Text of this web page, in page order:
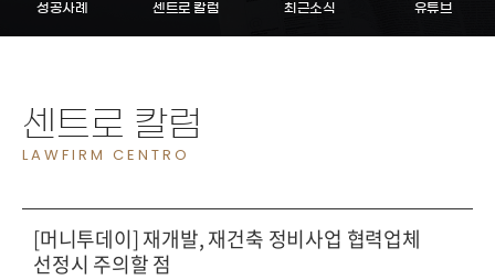
성공사례 센트로 칼럼 최근소식 유튜브
센트로 칼럼
[머니투데이] 재개발, 재건축 정비사업 협력업체
선정시 주의할 점